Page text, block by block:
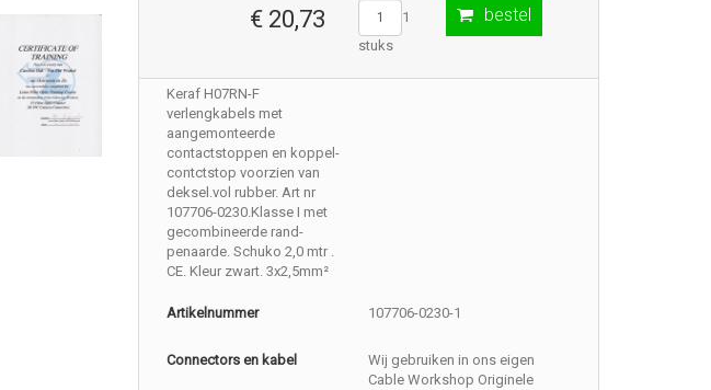
€ 20,73
1
stuks
bestel
Keraf H07RN-F
verlengkabels met
aangemonteerde
contactstoppen en koppel-
contctstop voorzien van
deksel.vol rubber. Art nr
107706-0230.Klasse I met
gecombineerde rand-
penaarde. Schuko 2,0 mtr .
CE. Kleur zwart. 3x2,5mm²
Artikelnummer 107706-0230-1
Connectors en kabel
Wij gebruiken in ons eigen
Cable Workshop Originele